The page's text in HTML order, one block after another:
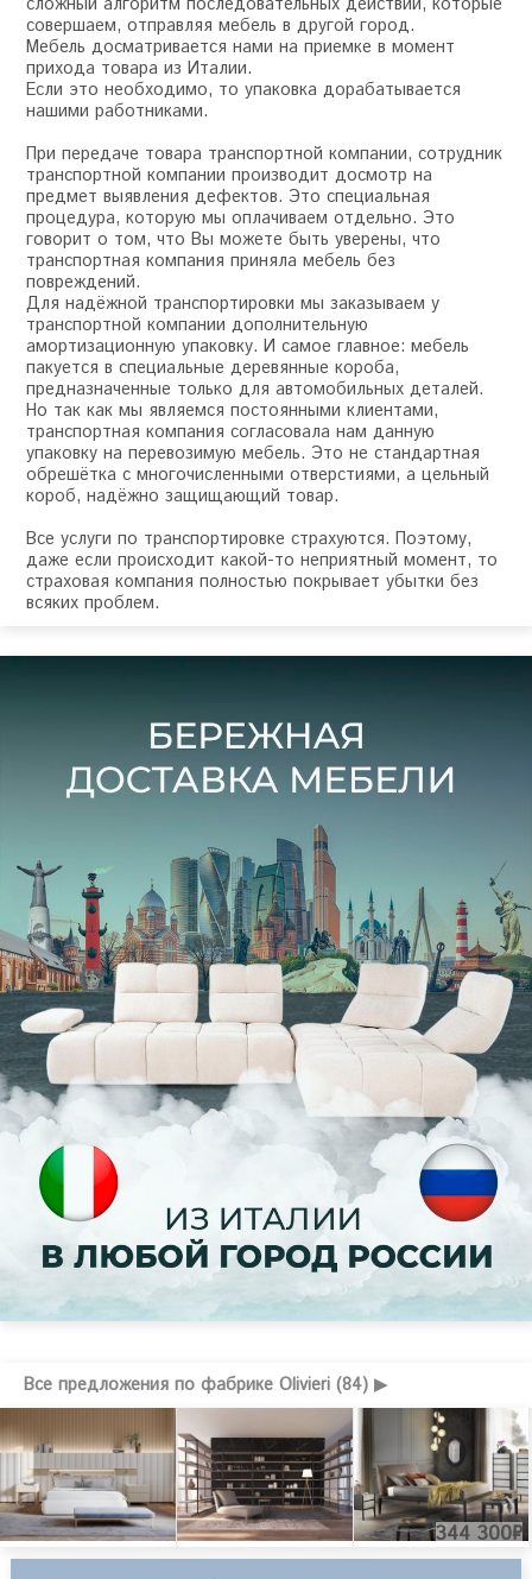
совершаем, отправляя мебель в другой город.
Мебель досматривается нами на приемке в момент
прихода товара из Италии.
Если это необходимо, то упаковка дорабатывается
нашими работниками.
При передаче товара транспортной компании, сотрудник
транспортной компании производит досмотр на
предмет выявления дефектов. Это специальная
процедура, которую мы оплачиваем отдельно. Это
говорит о том, что Вы можете быть уверены, что
транспортная компания приняла мебель без
повреждений.
Для надёжной транспортировки мы заказываем у
транспортной компании дополнительную
амортизационную упаковку. И самое главное: мебель
пакуется в специальные деревянные короба,
предназначенные только для автомобильных деталей.
Но так как мы являемся постоянными клиентами,
транспортная компания согласовала нам данную
упаковку на перевозимую мебель. Это не стандартная
обрешётка с многочисленными отверстиями, а цельный
короб, надёжно защищающий товар.
Все услуги по транспортировке страхуются. Поэтому,
даже если происходит какой-то неприятный момент, то
страховая компания полностью покрывает убытки без
всяких проблем.
Все предложения по фабрике Olivieri (84) ▶
344 300₽